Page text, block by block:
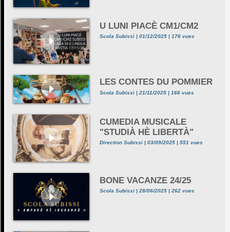
U LUNI PIACÈ CM1/CM2
Scola Subissi | 01/12/2025 | 176 vues
LES CONTES DU POMMIER
Scola Subissi | 21/11/2025 | 166 vues
CUMEDIA MUSICALE
"STUDIÀ HÈ LIBERTÀ"
Direction Subissi | 03/09/2025 | 551 vues
BONE VACANZE 24/25
Scola Subissi | 28/06/2025 | 262 vues